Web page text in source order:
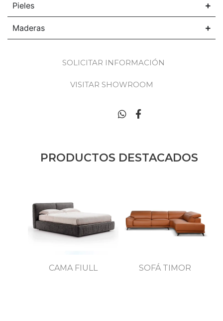
Pieles
Maderas
SOLICITAR INFORMACIÓN
VISITAR SHOWROOM
PRODUCTOS DESTACADOS
CAMA FIULL SOFÁ TIMOR